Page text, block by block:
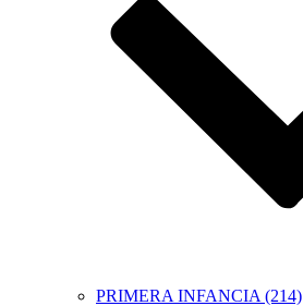
PRIMERA INFANCIA (214)